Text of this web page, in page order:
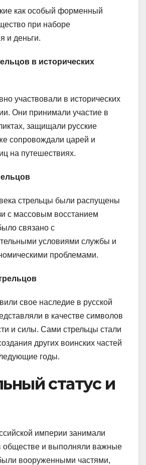
как особый форменный
при наборе
и деньги.
в исторических
участвовали в исторических
Они принимали участие в
защищали русские
сопровождали царей и
на путешествиях.
стрельцы были распущены
с массовым восстанием
связано с
условиями службы и
проблемами.
свое наследие в русской
в качестве символов
и силы. Сами стрельцы стали
других воинских частей
годы.
статус и
империи занимали
обществе и выполняли важные
вооруженными частями,